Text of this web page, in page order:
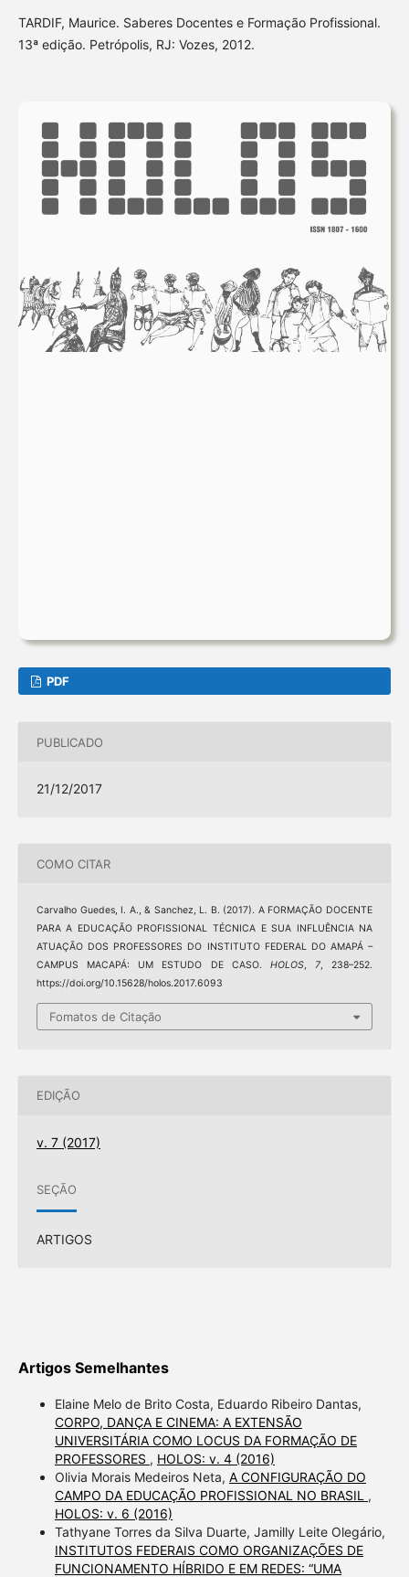
TARDIF, Maurice. Saberes Docentes e Formação Profissional.
13ª edição. Petrópolis, RJ: Vozes, 2012.
PDF
PUBLICADO
21/12/2017
COMO CITAR
Carvalho Guedes, I. A., & Sanchez, L. B. (2017). A FORMAÇÃO DOCENTE
PARA A EDUCAÇÃO PROFISSIONAL TÉCNICA E SUA INFLUÊNCIA NA
ATUAÇÃO DOS PROFESSORES DO INSTITUTO FEDERAL DO AMAPÁ –
CAMPUS MACAPÁ: UM ESTUDO DE CASO. HOLOS, 7, 238–252.
https://doi.org/10.15628/holos.2017.6093
Fomatos de Citação
EDIÇÃO
v. 7 (2017)
SEÇÃO
ARTIGOS
Artigos Semelhantes
Elaine Melo de Brito Costa, Eduardo Ribeiro Dantas,
CORPO, DANÇA E CINEMA: A EXTENSÃO
UNIVERSITÁRIA COMO LOCUS DA FORMAÇÃO DE
PROFESSORES , HOLOS: v. 4 (2016)
Olivia Morais Medeiros Neta, A CONFIGURAÇÃO DO
CAMPO DA EDUCAÇÃO PROFISSIONAL NO BRASIL ,
HOLOS: v. 6 (2016)
Tathyane Torres da Silva Duarte, Jamilly Leite Olegário,
INSTITUTOS FEDERAIS COMO ORGANIZAÇÕES DE
FUNCIONAMENTO HÍBRIDO E EM REDES: “UMA